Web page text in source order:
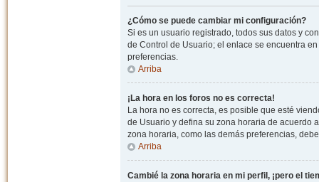
¿Cómo se puede cambiar mi configuración?
Si es un usuario registrado, todos sus datos y
de Control de Usuario; el enlace se encuentra
preferencias.
Arriba
¡La hora en los foros no es correcta!
La hora no es correcta, es posible que esté
de Usuario y defina su zona horaria de acuerdo
zona horaria, como las demás preferencias,
Arriba
Cambié la zona horaria en mi perfil, ¡pero el